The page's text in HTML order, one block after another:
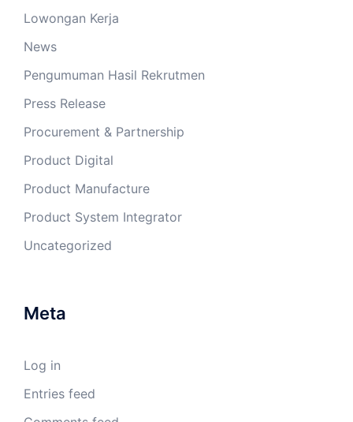
Lowongan Kerja
News
Pengumuman Hasil Rekrutmen
Press Release
Procurement & Partnership
Product Digital
Product Manufacture
Product System Integrator
Uncategorized
Meta
Log in
Entries feed